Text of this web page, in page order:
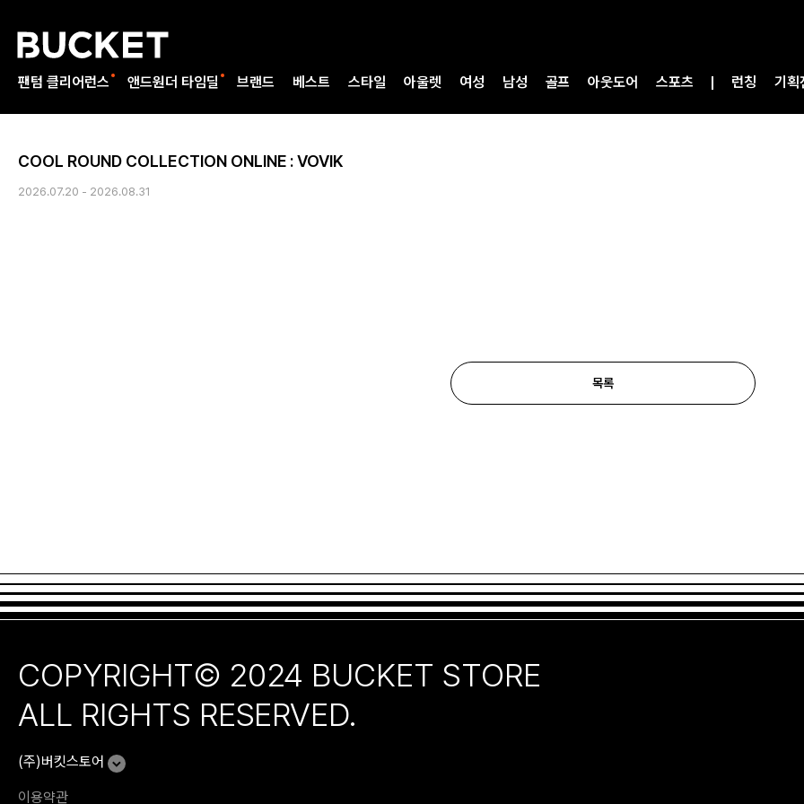
팬텀 클리어런스 앤드원더 타임딜 브랜드 베스트 스타일 아울렛 여성 남성 골프 아웃도어 스포츠 런칭 기획
COOL ROUND COLLECTION ONLINE : VOVIK
2026.07.20 - 2026.08.31
목록
COPYRIGHT© 2024 BUCKET STORE
ALL RIGHTS RESERVED.
(주)버킷스토어
이용약관